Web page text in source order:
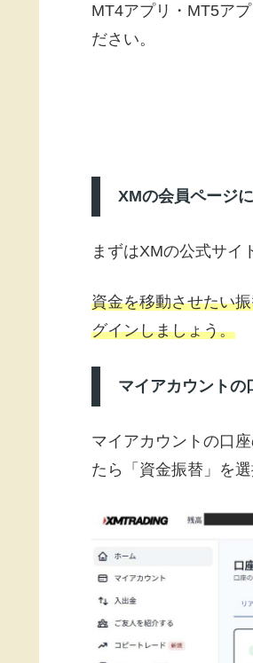
MT4アプリ・MT5ア
ださい。
XMの会員ページ
まずはXMの公式サイ
資金を移動させたい
グインしましょう。
マイアカウントの
マイアカウントの口
たら「資金振替」を